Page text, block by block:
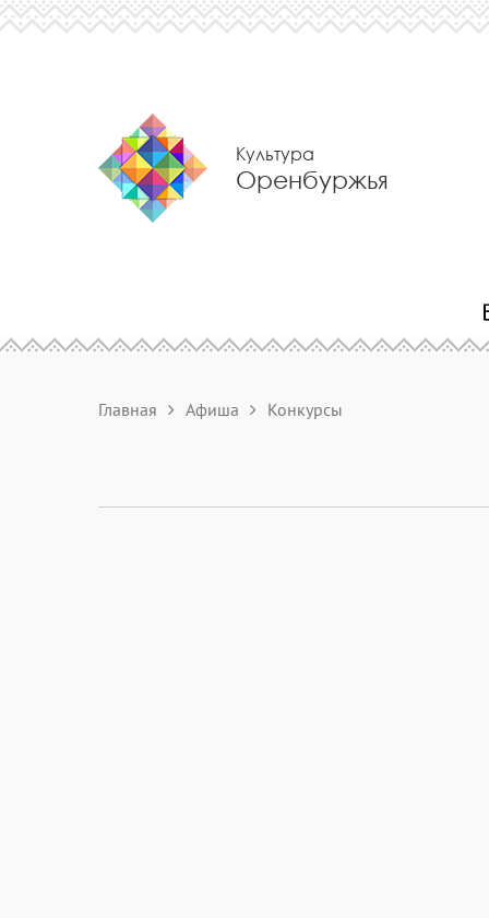
Культура
Оренбуржья
Главная Афиша Конкурсы